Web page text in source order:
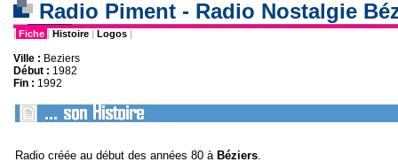
Radio Piment - Radio Nostalgie
| Fiche | Histoire | Logos |
Ville : Beziers
Début : 1982
Fin : 1992
Radio créée au début des années 80 à Béziers.